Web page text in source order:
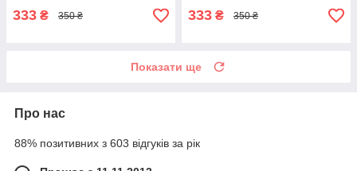
333 ₴ 350 ₴ 333 ₴ 350 ₴
Показати ще
Про нас
88% позитивних з 603 відгуків за рік